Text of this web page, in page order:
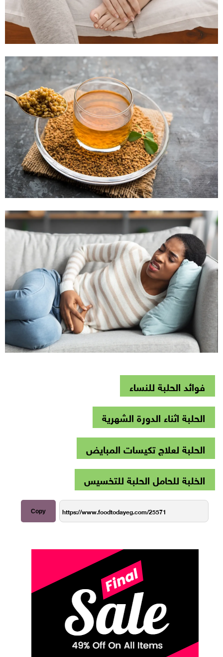
فوائد الحلبة للنساء
الحلبة اثناء الدورة الشهرية
الحلبة لعلاج تكيسات المبايض
الخلبة للحامل الحلبة للتخسيس
Copy